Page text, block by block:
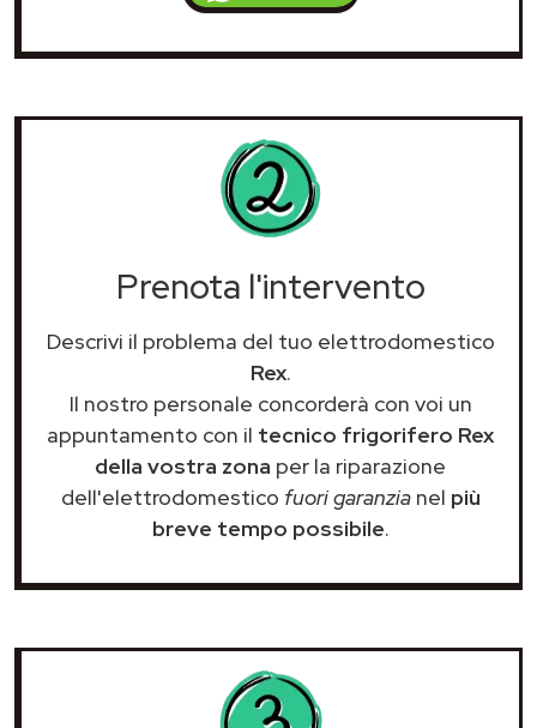
Prenota l'intervento
Descrivi il problema del tuo elettrodomestico
Rex.
Il nostro personale concorderà con voi un
appuntamento con il tecnico frigorifero Rex
della vostra zona per la riparazione
dell'elettrodomestico fuori garanzianel più
breve tempo possibile.